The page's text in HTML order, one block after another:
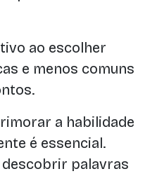
ao escolher
e menos comuns
a habilidade
é essencial.
palavras